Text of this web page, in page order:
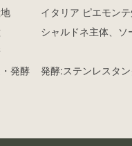
イタリア ピエモン
シャルドネ主体、
発酵
発酵:ステンレスタ